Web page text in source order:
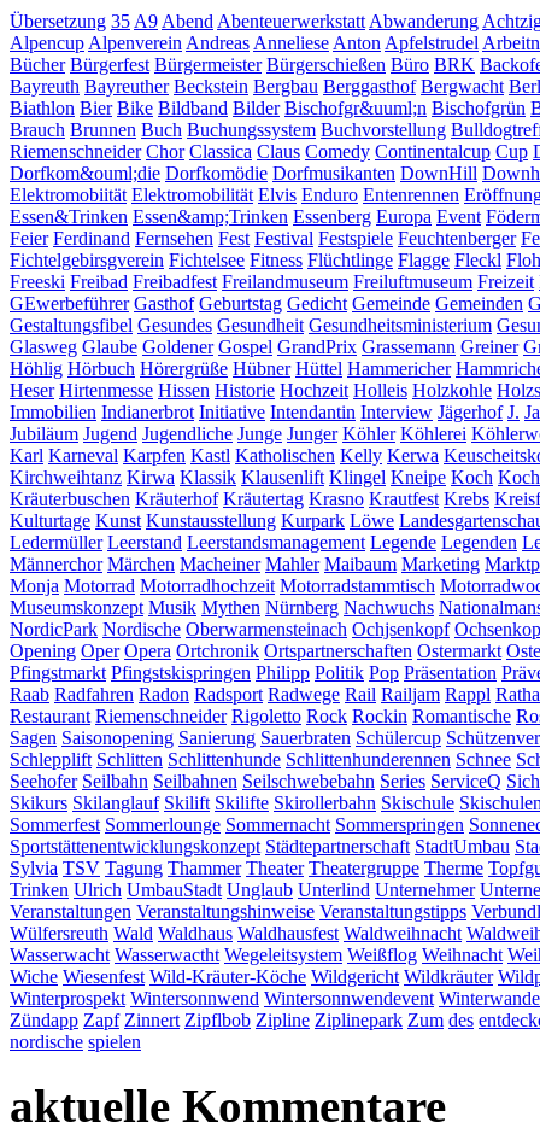
Übersetzung 35 A9 Abend Abenteuerwerkstatt Abwanderung
Alpencup Alpenverein Andreas Anneliese Anton Apfelstrudel
Bücher Bürgerfest Bürgermeister Bürgerschießen Büro BRK
Bayreuth Bayreuther Beckstein Bergbau Berggasthof Bergwacht
Biathlon Bier Bike Bildband Bilder Bischofgr&uuml;n Bischofgrün
Brauch Brunnen Buch Buchungssystem Buchvorstellung
Riemenschneider Chor Classica Claus Comedy Continentalcup Cup
Dorfkom&ouml;die Dorfkomödie Dorfmusikanten DownHill
Elektromobiität Elektromobilität Elvis Enduro Entenrennen
Essen&Trinken Essen&amp;Trinken Essenberg Europa Event
Feier Ferdinand Fernsehen Fest Festival Festspiele Feuchtenberger
Fichtelgebirsgverein Fichtelsee Fitness Flüchtlinge Flagge Fleckl
Freeski Freibad Freibadfest Freilandmuseum Freiluftmuseum Freizeit
GEwerbeführer Gasthof Geburtstag Gedicht Gemeinde Gemeinden
Gestaltungsfibel Gesundes Gesundheit Gesundheitsministerium
Glasweg Glaube Goldener Gospel GrandPrix Grassemann Greiner
Höhlig Hörbuch Hörergrüße Hübner Hüttel Hammericher
Heser Hirtenmesse Hissen Historie Hochzeit Holleis Holzkohle
Immobilien Indianerbrot Initiative Intendantin Interview Jägerhof J.
Jubiläum Jugend Jugendliche Junge Junger Köhler Köhlerei
Karl Karneval Karpfen Kastl Katholischen Kelly Kerwa
Kirchweihtanz Kirwa Klassik Klausenlift Klingel Kneipe Koch
Kräuterbuschen Kräuterhof Kräutertag Krasno Krautfest Krebs
Kulturtage Kunst Kunstausstellung Kurpark Löwe
Ledermüller Leerstand Leerstandsmanagement Legende Legenden
Männerchor Märchen Macheiner Mahler Maibaum Marketing
Monja Motorrad Motorradhochzeit Motorradstammtisch
Museumskonzept Musik Mythen Nürnberg Nachwuchs
NordicPark Nordische Oberwarmensteinach Ochjsenkopf
Opening Oper Opera Ortchronik Ortspartnerschaften Ostermarkt
Pfingstmarkt Pfingstskispringen Philipp Politik Pop Präsentation
Raab Radfahren Radon Radsport Radwege Rail Railjam Rappl
Restaurant Riemenschneider Rigoletto Rock Rockin Romantische
Sagen Saisonopening Sanierung Sauerbraten Schülercup
Schlepplift Schlitten Schlittenhunde Schlittenhunderennen Schnee
Seehofer Seilbahn Seilbahnen Seilschwebebahn Series ServiceQ
Skikurs Skilanglauf Skilift Skilifte Skirollerbahn Skischule
Sommerfest Sommerlounge Sommernacht Sommerspringen
Sportstättenentwicklungskonzept Städtepartnerschaft StadtUmbau
Sylvia TSV Tagung Thammer Theater Theatergruppe Therme
Trinken Ulrich UmbauStadt Unglaub Unterlind Unternehmer
Veranstaltungen Veranstaltungshinweise Veranstaltungstipps
Wülfersreuth Wald Waldhaus Waldhausfest Waldweihnacht
Wasserwacht Wasserwactht Wegeleitsystem Weißflog Weihnacht
Wiche Wiesenfest Wild-Kräuter-Köche Wildgericht Wildkräuter
Winterprospekt Wintersonnwend Wintersonnwendevent
Zündapp Zapf Zinnert Zipflbob Zipline Ziplinepark Zum des
nordische spielen
aktuelle Kommentare